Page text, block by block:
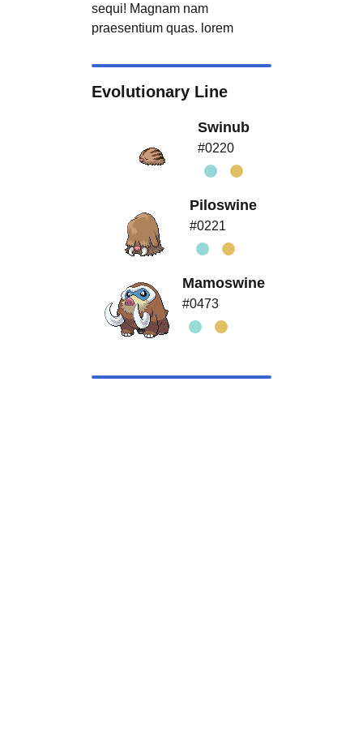
sequi! Magnam nam
praesentium quas. lorem
Evolutionary Line
Swinub
#0220
Piloswine
#0221
Mamoswine
#0473